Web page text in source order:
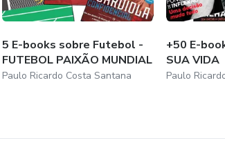
5 E-books sobre Futebol -
FUTEBOL PAIXÃO MUNDIAL
Paulo Ricardo Costa Santana
+50 E-
SUA VIDA
Paulo